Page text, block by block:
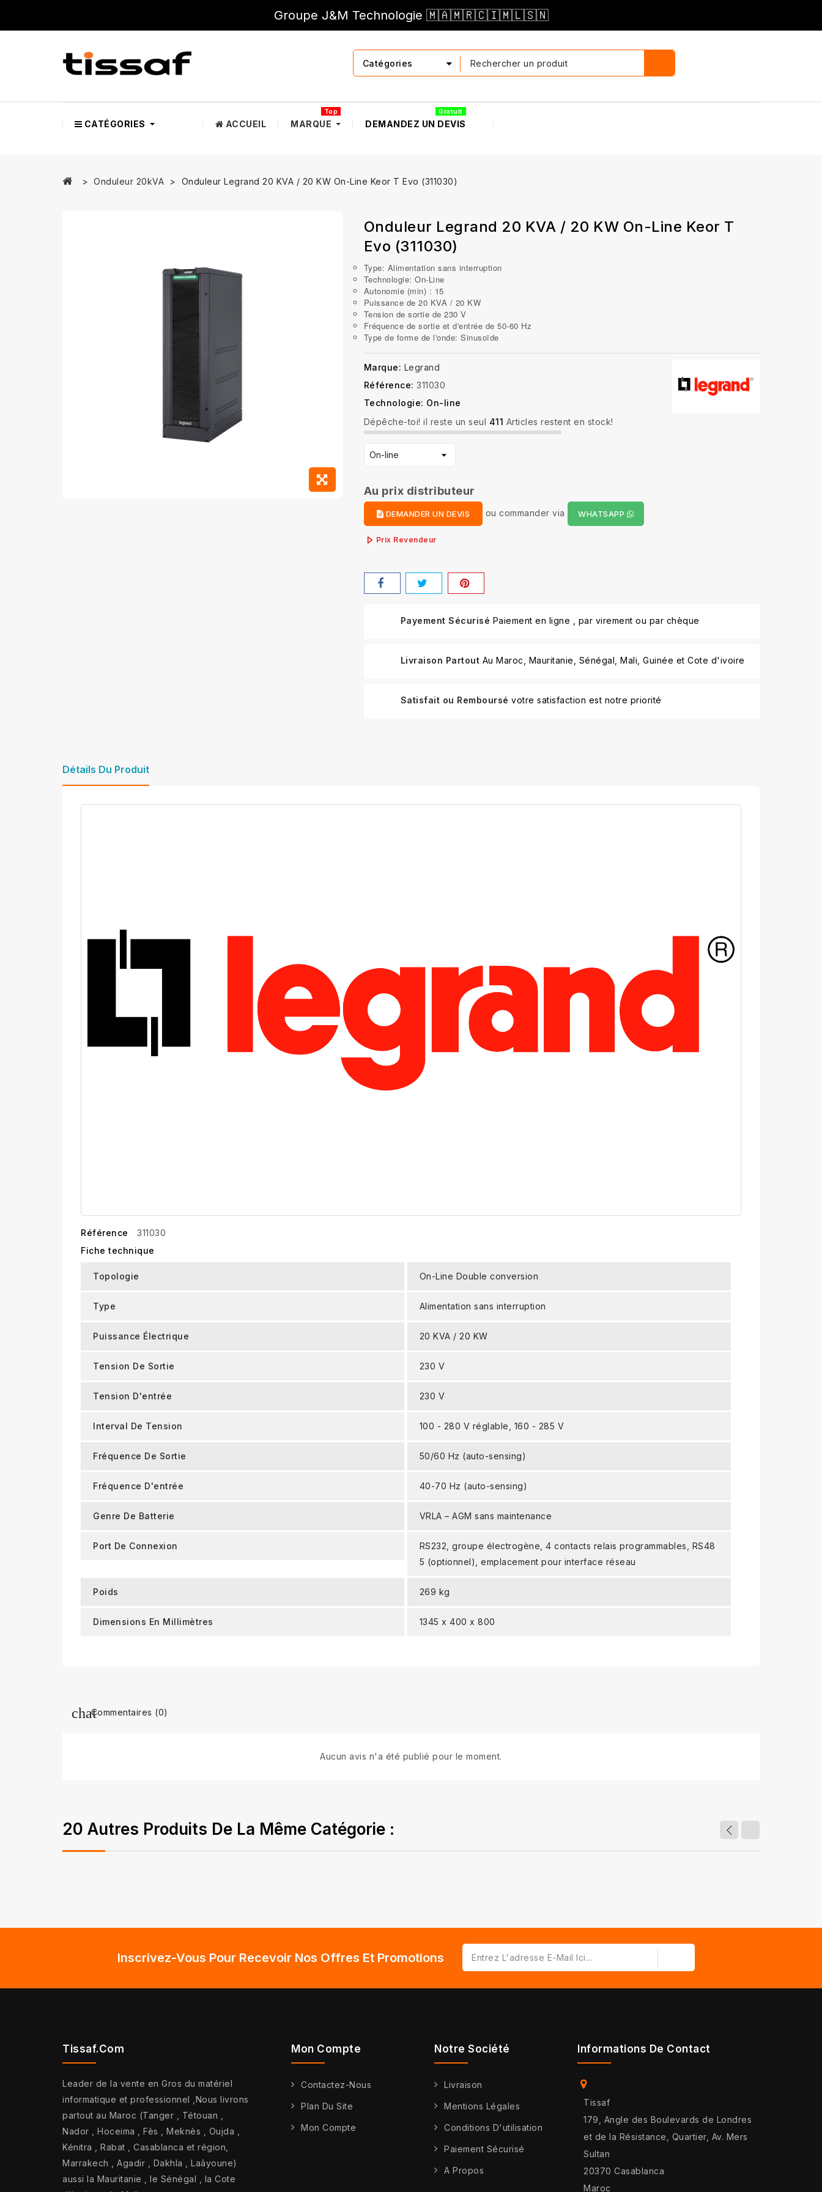
Groupe J&M Technologie 🇲🇦🇲🇷🇨🇮🇲🇱🇸🇳
Catégories
CATÉGORIES ACCUEIL MARQUE
Top
DEMANDEZ UN DEVIS
Gratuit
Onduleur 20kVA Onduleur Legrand 20 KVA / 20 KW On-Line Keor T Evo (311030)
Onduleur Legrand 20 KVA / 20 KW On-Line Keor T
Evo (311030)
Type: Alimentation sans interruption
Technologie: On-Line
Autonomie (min) : 15
Puissance de 20 KVA / 20 KW
Tension de sortie de 230 V
Fréquence de sortie et d'entrée de 50-60 Hz
Type de forme de l'onde: Sinusoïde
Marque: Legrand
Référence: 311030
Dépêche-toi! il reste un seul 411 Articles restent en stock!
Technologie: On-line
Au prix distributeur
DEMANDER UN DEVIS ou commander via WHATSAPP
Prix Revendeur
Payement Sécurisé Paiement en ligne , par virement ou par chèque
Livraison Partout Au Maroc, Mauritanie, Sénégal, Mali, Guinée et Cote d'ivoire
Satisfait ou Remboursé votre satisfaction est notre priorité
Détails Du Produit
Référence
311030
Fiche technique
Topologie On-Line Double conversion
Type Alimentation sans interruption
Puissance Électrique 20 KVA / 20 KW
Tension De Sortie 230 V
Tension D'entrée 230 V
Interval De Tension 100 - 280 V réglable, 160 - 285 V
Fréquence De Sortie 50/60 Hz (auto-sensing)
Fréquence D'entrée 40-70 Hz (auto-sensing)
Genre De Batterie VRLA – AGM sans maintenance
Port De Connexion
RS232, groupe électrogène, 4 contacts relais programmables, RS48
5 (optionnel), emplacement pour interface réseau
Poids 269 kg
Dimensions En Millimètres 1345 x 400 x 800
Commentaires (0)
Aucun avis n'a été publié pour le moment.
20 Autres Produits De La Même Catégorie :
Inscrivez-Vous Pour Recevoir Nos Offres Et Promotions
Tissaf.com
Leader de la vente en Gros du matériel
informatique et professionnel ,Nous livrons
partout au Maroc (Tanger , Tétouan ,
Nador , Hoceima , Fès , Meknès , Oujda ,
Kénitra , Rabat , Casablanca et région,
Marrakech , Agadir , Dakhla , Laâyoune)
aussi la Mauritanie , le Sénégal , la Cote
Mon Compte
Contactez-Nous
Plan Du Site
Mon Compte
Notre Société
Livraison
Mentions Légales
Conditions D'utilisation
Paiement Sécurisé
A Propos
Informations De Contact
Tissaf
179, Angle des Boulevards de Londres
et de la Résistance, Quartier, Av. Mers
Sultan
20370 Casablanca
Maroc